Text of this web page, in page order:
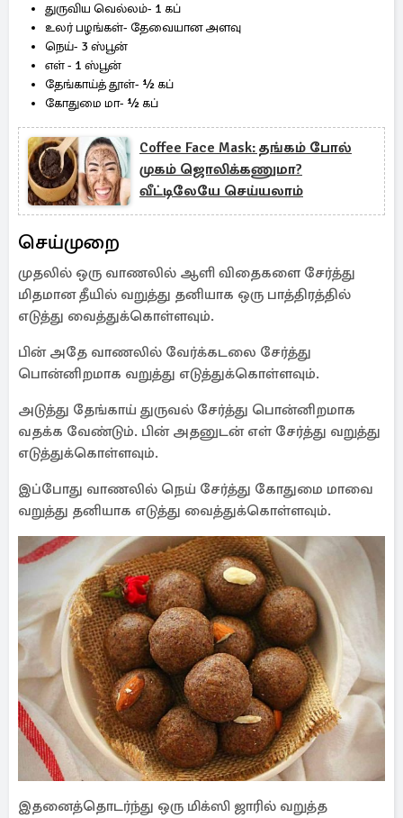
துருவிய வெல்லம்- 1 கப்
உலர் பழங்கள்- தேவையான அளவு
நெய்- 3 ஸ்பூன்
எள் - 1 ஸ்பூன்
தேங்காய்த் தூள்- ½ கப்
கோதுமை மா- ½ கப்
Coffee Face Mask: தங்கம் போல்
முகம் ஜொலிக்கணுமா?
வீட்டிலேயே செய்யலாம்
செய்முறை
முதலில் ஒரு வாணலில் ஆளி விதைகளை சேர்த்து
மிதமான தீயில் வறுத்து தனியாக ஒரு பாத்திரத்தில்
எடுத்து வைத்துக்கொள்ளவும்.
பின் அதே வாணலில் வேர்க்கடலை சேர்த்து
பொன்னிறமாக வறுத்து எடுத்துக்கொள்ளவும்.
அடுத்து தேங்காய் துருவல் சேர்த்து பொன்னிறமாக
வதக்க வேண்டும். பின் அதனுடன் எள் சேர்த்து வறுத்து
எடுத்துக்கொள்ளவும்.
இப்போது வாணலில் நெய் சேர்த்து கோதுமை மாவை
வறுத்து தனியாக எடுத்து வைத்துக்கொள்ளவும்.
இதனைத்தொடர்ந்து ஒரு மிக்ஸி ஜாரில் வறுத்த